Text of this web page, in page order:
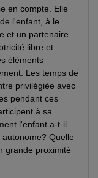
en compte. Elle
l'enfant, à le
et un partenaire
libre et
éléments
Les temps de
privilégiée avec
pendant ces
à sa
l'enfant a-t-il
Quelle
grande proximité